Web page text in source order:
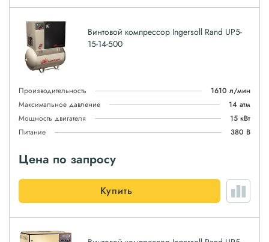
Винтовой компрессор Ingersoll Rand UP5-
15-14-500
Производительность
1610 л/мин
Максимальное давление
14 атм
Мощность двигателя
15 кВт
Питание
380 В
Цена по запросу
Купить